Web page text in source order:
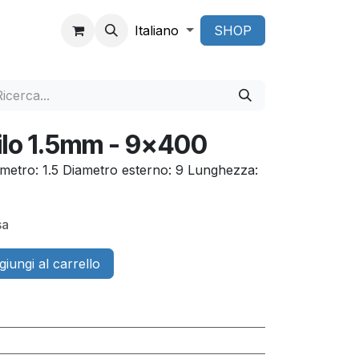
Italiano SHOP
1.5mm - 9x400
1.5 Diametro esterno: 9 Lunghezza:
al carrello